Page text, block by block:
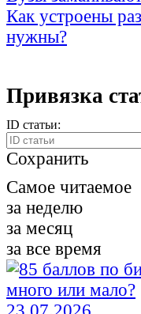
Как устроены
нужны?
Привязка
ID статьи:
Сохранить
Самое читаемое
за неделю
за месяц
за все время